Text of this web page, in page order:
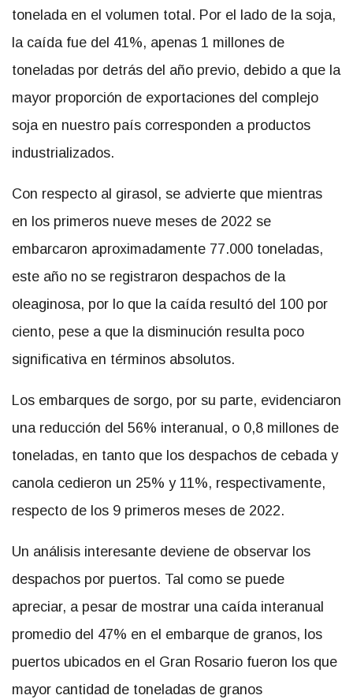
tonelada en el volumen total. Por el lado de la soja,
la caída fue del 41%, apenas 1 millones de
toneladas por detrás del año previo, debido a que la
mayor proporción de exportaciones del complejo
soja en nuestro país corresponden a productos
industrializados.
Con respecto al girasol, se advierte que mientras
en los primeros nueve meses de 2022 se
embarcaron aproximadamente 77.000 toneladas,
este año no se registraron despachos de la
oleaginosa, por lo que la caída resultó del 100 por
ciento, pese a que la disminución resulta poco
significativa en términos absolutos.
Los embarques de sorgo, por su parte, evidenciaron
una reducción del 56% interanual, o 0,8 millones de
toneladas, en tanto que los despachos de cebada y
canola cedieron un 25% y 11%, respectivamente,
respecto de los 9 primeros meses de 2022.
Un análisis interesante deviene de observar los
despachos por puertos. Tal como se puede
apreciar, a pesar de mostrar una caída interanual
promedio del 47% en el embarque de granos, los
puertos ubicados en el Gran Rosario fueron los que
mayor cantidad de toneladas de granos